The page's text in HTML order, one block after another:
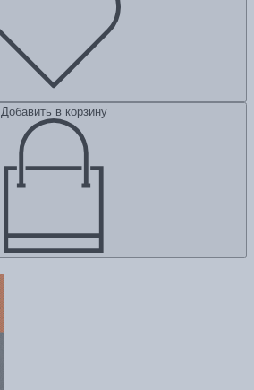
Добавить в корзину